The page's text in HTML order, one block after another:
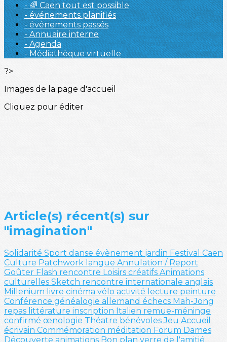
- 🌈 Caen tout est possible
- événements planifiés
- événements passés
- Annuaire interne
- Agenda
- Médiathèque virtuelle
?>
Images de la page d'accueil
Cliquez pour éditer
Article(s) récent(s) sur
"imagination"
Solidarité Sport danse évènement jardin Festival Caen
Culture Patchwork langue Annulation / Report
Goûter Flash rencontre Loisirs créatifs Animations
culturelles Sketch rencontre internationale anglais
Millenium livre cinéma vélo activité lecture peinture
Conférence généalogie allemand échecs Mah-Jong
repas littérature inscription Italien remue-méninge
confirmé œnologie Théatre bénévolesJeu Accueil
écrivain Commémoration méditation Forum Dames
Découverte animations Bon plan verre de l'amitié